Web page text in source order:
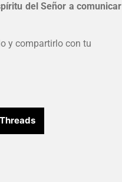
del Señor a comunicar
y compartirlo con tu
Threads